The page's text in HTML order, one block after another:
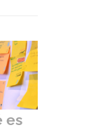
de
es